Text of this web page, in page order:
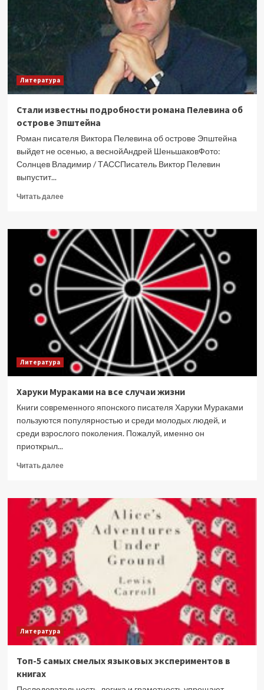
Литература
Стали известны подробности романа Пелевина об
острове Эпштейна
Роман писателя Виктора Пелевина об острове Эпштейна
выйдет не осенью, а веснойАндрей ШеньшаковФото:
Солнцев Владимир / ТАССПисатель Виктор Пелевин
выпустит...
Читать далееПрочитать
Стали
известны
подробности
романа
Пелевина
Эпштейна
Литература
Харуки Мураками на все случаи жизни
Книги современного японского писателя Харуки Мураками
пользуются популярностью и среди молодых людей, и
среди взрослого поколения. Пожалуй, именно он
приоткрыл...
Читать далееПрочитать
Харуки
Мураками
на
все
случаи
жизни
Литература
Топ-5 самых смелых языковых экспериментов в
книгах